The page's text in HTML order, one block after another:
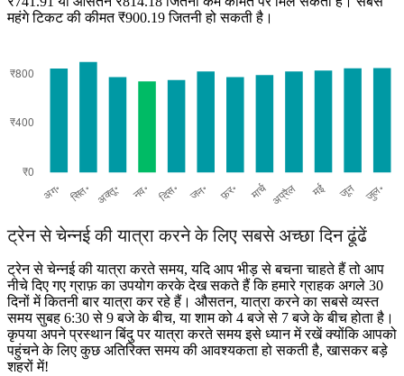
महंगे टिकट की कीमत ₹900.19 जितनी हो सकती है।
ट्रेन से चेन्नई की यात्रा करने के लिए सबसे अच्छा दिन ढूंढें
ट्रेन से चेन्नई की यात्रा करते समय, यदि आप भीड़ से बचना चाहते हैं तो आप
नीचे दिए गए ग्राफ़ का उपयोग करके देख सकते हैं कि हमारे ग्राहक अगले 30
दिनों में कितनी बार यात्रा कर रहे हैं। औसतन, यात्रा करने का सबसे व्यस्त
समय सुबह 6:30 से 9 बजे के बीच, या शाम को 4 बजे से 7 बजे के बीच होता है।
कृपया अपने प्रस्थान बिंदु पर यात्रा करते समय इसे ध्यान में रखें क्योंकि आपको
पहुंचने के लिए कुछ अतिरिक्त समय की आवश्यकता हो सकती है, खासकर बड़े
शहरों में!